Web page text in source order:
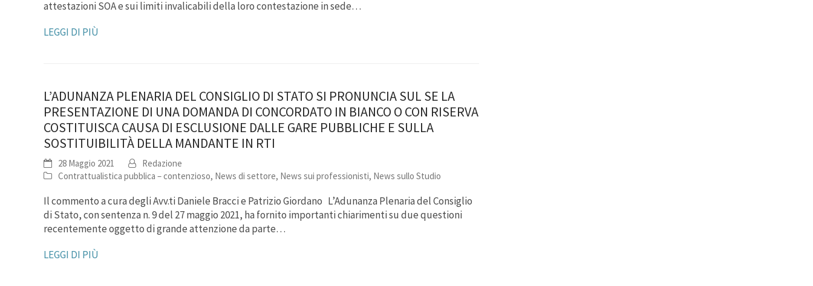
attestazioni SOA e sui limiti invalicabili della loro contestazione in sede…
LEGGI DI PIÙ
L’ADUNANZA PLENARIA DEL CONSIGLIO DI STATO SI PRONUNCIA SUL SE LA
PRESENTAZIONE DI UNA DOMANDA DI CONCORDATO IN BIANCO O CON RISERVA
COSTITUISCA CAUSA DI ESCLUSIONE DALLE GARE PUBBLICHE E SULLA
SOSTITUIBILITÀ DELLA MANDANTE IN RTI
28 Maggio 2021
Redazione
Contrattualistica pubblica – contenzioso, News di settore, News sui professionisti, News sullo Studio
Il commento a cura degli Avv.ti Daniele Bracci e Patrizio Giordano L’Adunanza Plenaria del Consiglio
di Stato, con sentenza n. 9 del 27 maggio 2021, ha fornito importanti chiarimenti su due questioni
recentemente oggetto di grande attenzione da parte…
LEGGI DI PIÙ